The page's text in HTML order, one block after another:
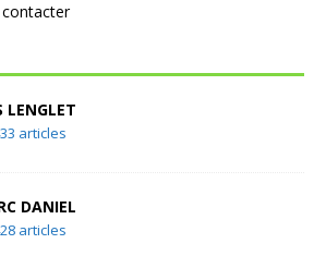
contacter
LENGLET
articles
DANIEL
articles